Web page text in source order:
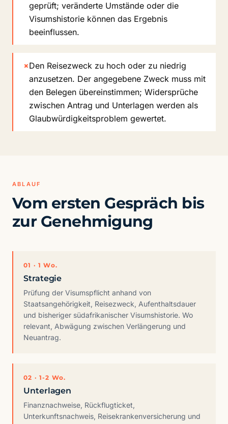
geprüft; veränderte Umstände oder die
Visumshistorie können das Ergebnis
beeinflussen.
×Den Reisezweck zu hoch oder zu niedrig
anzusetzen. Der angegebene Zweck muss mit
den Belegen übereinstimmen; Widersprüche
zwischen Antrag und Unterlagen werden als
Glaubwürdigkeitsproblem gewertet.
ABLAUF
Vom ersten Gespräch bis
zur Genehmigung
01 · 1 Wo.
Strategie
Prüfung der Visumspflicht anhand von
Staatsangehörigkeit, Reisezweck, Aufenthaltsdauer
und bisheriger südafrikanischer Visumshistorie. Wo
relevant, Abwägung zwischen Verlängerung und
Neuantrag.
02 · 1-2 Wo.
Unterlagen
Finanznachweise, Rückflugticket,
Unterkunftsnachweis, Reisekrankenversicherung und